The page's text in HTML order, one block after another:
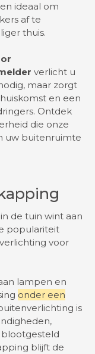
ideaal om
af te
thuis.
verlicht u
maar zorgt
en een
Ontdek
die onze
uw buitenruimte
de tuin wint aan
populariteit
voor
lampen en
onder een
is
blijft de